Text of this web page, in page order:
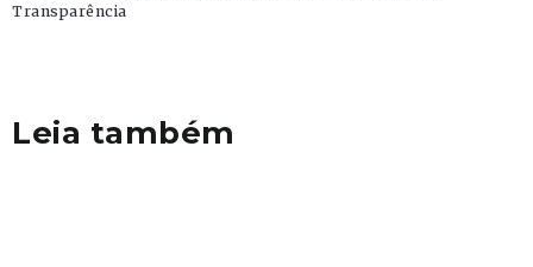
Transparência
Leia também